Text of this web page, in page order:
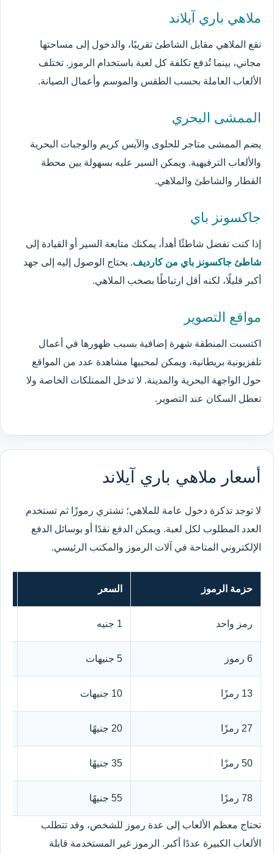
ملاهي باري آيلاند
تقع الملاهي مقابل الشاطئ تقريبًا، والدخول إلى مساحتها
مجاني، بينما تُدفع تكلفة كل لعبة باستخدام الرموز. تختلف
الألعاب العاملة بحسب الطقس والموسم وأعمال الصيانة.
الممشى البحري
يضم الممشى متاجر للحلوى والآيس كريم والوجبات البحرية
والألعاب الترفيهية. ويمكن السير عليه بسهولة بين محطة
القطار والشاطئ والملاهي.
جاكسونز باي
إذا كنت تفضل شاطئًا أهدأ، يمكنك متابعة السير أو القيادة إلى
شاطئ جاكسونز باي من كارديف. يحتاج الوصول إليه إلى جهد
أكبر قليلًا، لكنه أقل ارتباطًا بصخب الملاهي.
مواقع التصوير
اكتسبت المنطقة شهرة إضافية بسبب ظهورها في أعمال
تلفزيونية بريطانية، ويمكن لمحبيها مشاهدة عدد من المواقع
حول الواجهة البحرية والمدينة. لا تدخل الممتلكات الخاصة ولا
تعطل السكان عند التصوير.
أسعار ملاهي باري آيلاند
لا توجد تذكرة دخول عامة للملاهي؛ تشتري رموزًا ثم تستخدم
العدد المطلوب لكل لعبة. ويمكن الدفع نقدًا أو بوسائل الدفع
الإلكتروني المتاحة في آلات الرموز والمكتب الرئيسي.
حزمة الرموز السعر
رمز واحد 1 جنيه
6 رموز 5 جنيهات
13 رمزًا 10 جنيهات
27 رمزًا 20 جنيهًا
50 رمزًا 35 جنيهًا
78 رمزًا 55 جنيهًا
تحتاج معظم الألعاب إلى عدة رموز للشخص، وقد تتطلب
الألعاب الكبيرة عددًا أكبر. الرموز غير المستخدمة قابلة